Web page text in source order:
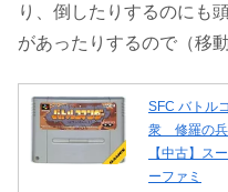
り、倒したりするのにも
があったりするので（移
SFC バトル
衆 修羅の兵
【中古】ス
ーファミ